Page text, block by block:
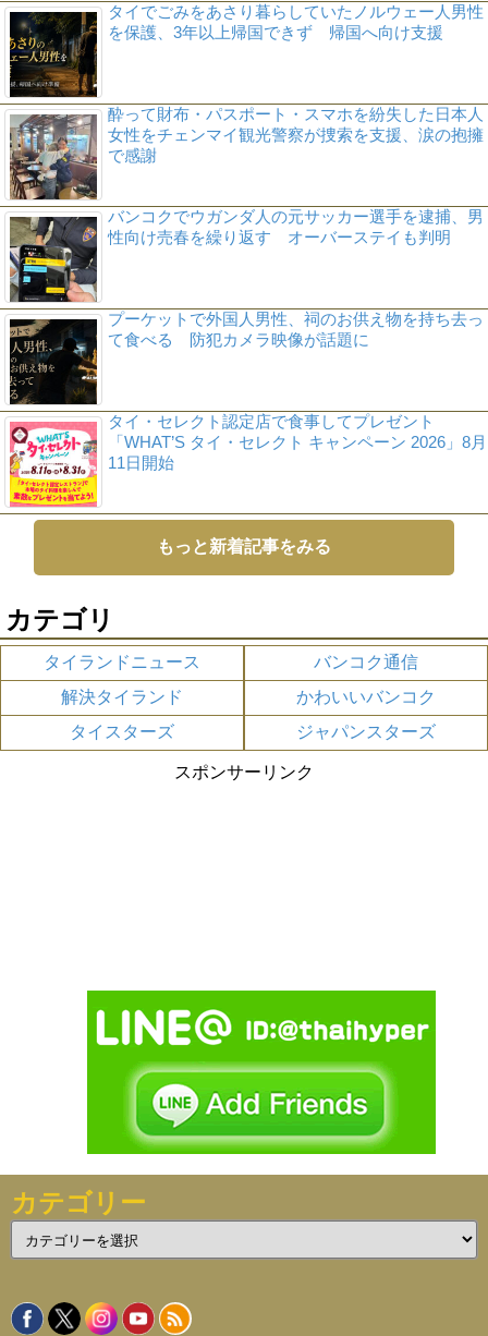
タイでごみをあさり暮らしていたノルウェー人男性
を保護、3年以上帰国できず 帰国へ向け支援
酔って財布・パスポート・スマホを紛失した日本人
女性をチェンマイ観光警察が捜索を支援、涙の抱擁
で感謝
バンコクでウガンダ人の元サッカー選手を逮捕、男
性向け売春を繰り返す オーバーステイも判明
プーケットで外国人男性、祠のお供え物を持ち去っ
て食べる 防犯カメラ映像が話題に
タイ・セレクト認定店で食事してプレゼント
「WHAT’S タイ・セレクト キャンペーン 2026」8月
11日開始
もっと新着記事をみる
カテゴリ
タイランドニュース
バンコク通信
解決タイランド
かわいいバンコク
タイスターズ
ジャパンスターズ
スポンサーリンク
カテゴリー
テ
リ
ー